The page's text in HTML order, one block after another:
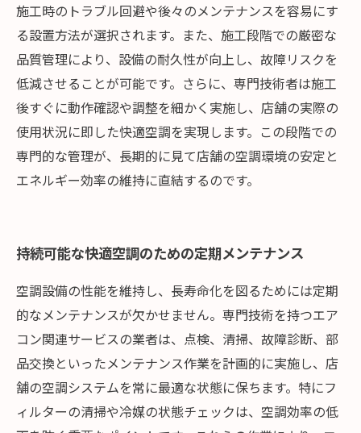
施工時のトラブル回避や後々のメンテナンスを容易にす
る設置方法が選択されます。また、施工段階での厳密な
品質管理により、設備の耐久性が向上し、故障リスクを
低減させることが可能です。さらに、専門技術者は施工
後すぐに動作確認や調整を細かく実施し、店舗の実際の
使用状況に即した快適空調を実現します。この段階での
専門的な管理が、長期的に見て店舗の空調環境の安定と
エネルギー効率の維持に直結するのです。
持続可能な快適空調のための定期メンテナンス
空調設備の性能を維持し、長寿命化を図るためには定期
的なメンテナンスが欠かせません。専門技術を持つエア
コン関連サービスの業者は、点検、清掃、故障診断、部
品交換といったメンテナンス作業を計画的に実施し、店
舗の空調システムを常に最適な状態に保ちます。特にフ
ィルターの清掃や冷媒の状態チェックは、空調効率の低